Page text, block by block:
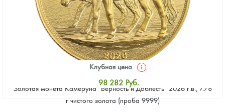
Золотая монета Камеруна "Верность и Доблесть" 2026 г.в., 7.78
г чистого золота (проба 9999)
Клубная цена
98 282 Руб.
Стандартная цена